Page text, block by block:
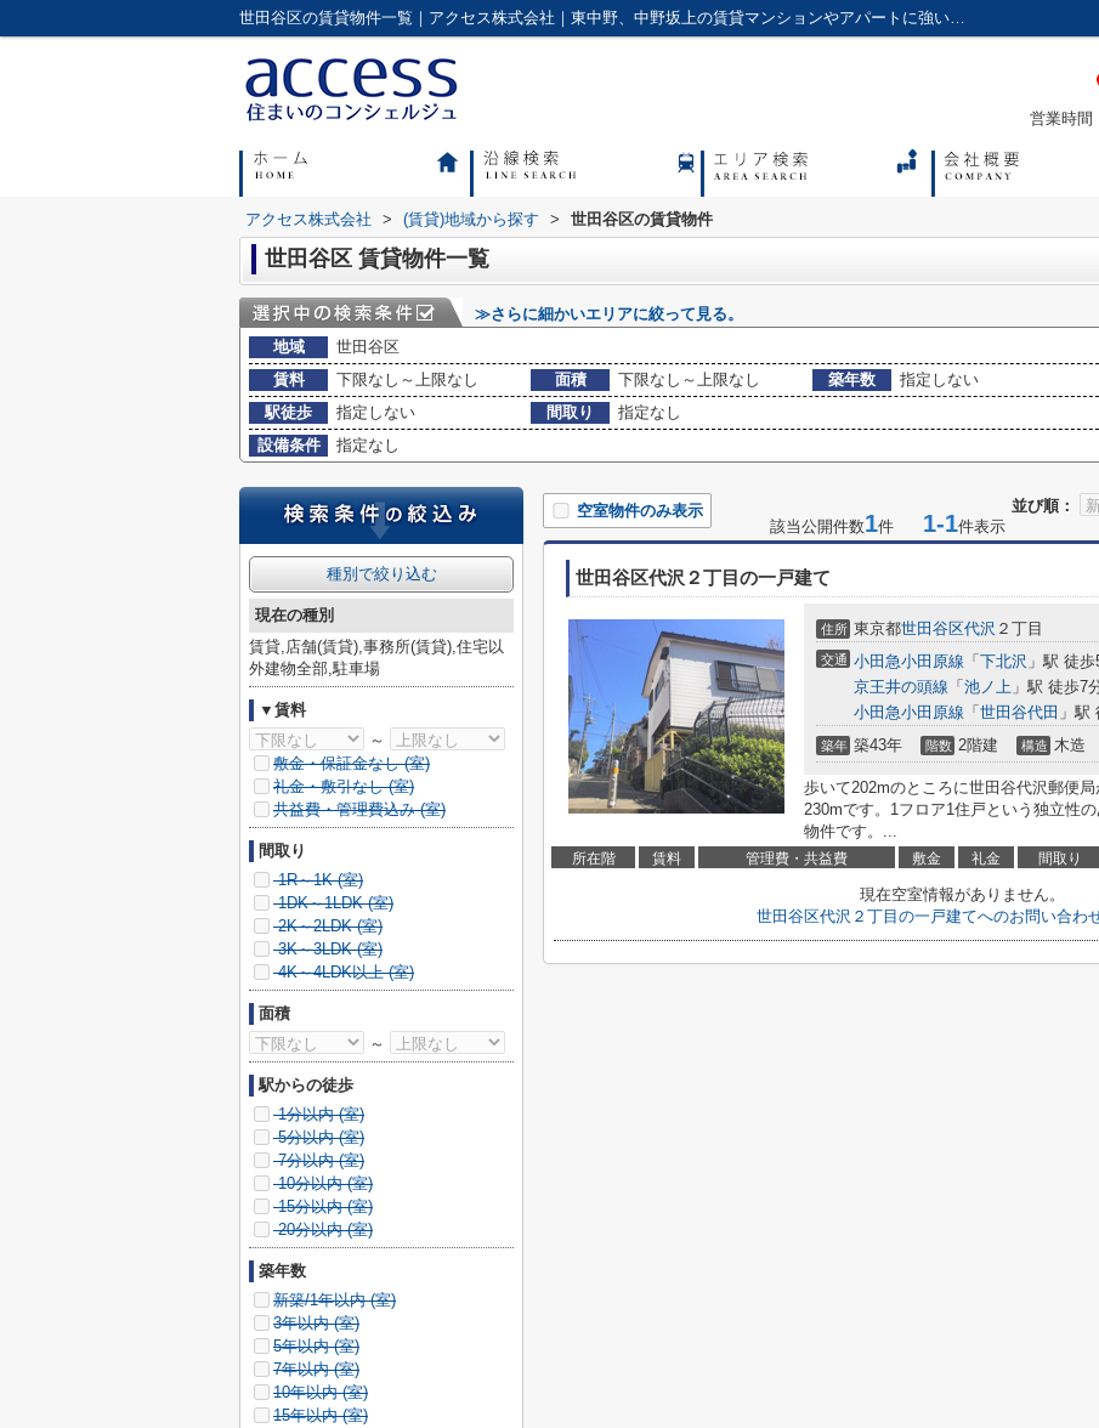
世田谷区の賃貸物件一覧｜アクセス株式会社｜東中野、中野坂上の賃貸マンションやアパートに強い不動産会社
営業時間
アクセス株式会社 > (賃貸)地域から探す > 世田谷区の賃貸物件
世田谷区 賃貸物件一覧
≫さらに細かいエリアに絞って見る。
地域
世田谷区
賃料
下限なし～上限なし 面積 下限なし～上限なし 築年数
指定しない
駅徒歩
指定しない 間取り
指定なし
設備条件
指定なし
並び順：
空室物件のみ表示
該当公開件数1件 1-1件表示
世田谷区代沢２丁目の一戸建て
住所 東京都世田谷区代沢 ２丁目
交通 小田急小田原線 「 下北沢 」駅 徒歩
京王井の頭線 「 池ノ上 」駅 徒歩7
小田急小田原線 「 世田谷代田 」駅
築年 築43年 階数 2階建 構造 木造
歩いて202mのところに世田谷代沢郵便
230mです。1フロア1住戸という独立性
物件です。...
所在階 賃料 管理費・共益費 敷金 礼金 間取り
現在空室情報がありません。
世田谷区代沢２丁目の一戸建てへのお問い合わ
種別で絞り込む
現在の種別
賃貸,店舗(賃貸),事務所(賃貸),住宅以
外建物全部,駐車場
▼賃料
～
敷金・保証金なし (室)
礼金・敷引なし (室)
共益費・管理費込み (室)
間取り
1R～1K (室)
1DK～1LDK (室)
2K～2LDK (室)
3K～3LDK (室)
4K～4LDK以上 (室)
面積
～
駅からの徒歩
1分以内 (室)
5分以内 (室)
7分以内 (室)
10分以内 (室)
15分以内 (室)
20分以内 (室)
築年数
新築/1年以内 (室)
3年以内 (室)
5年以内 (室)
7年以内 (室)
10年以内 (室)
15年以内 (室)